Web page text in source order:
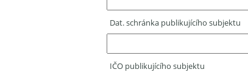
Dat. schránka publikujícího subjektu
IČO publikujícího subjektu